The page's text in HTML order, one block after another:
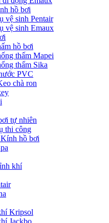
hồ bơi
vệ sinh Pentair
vệ sinh Emaux
hồ bơi
thấm Mapei
thấm Sika
PVC
chà ron
tự nhiên
thi công
hồ bơi
khí
Kripsol
Jackbo